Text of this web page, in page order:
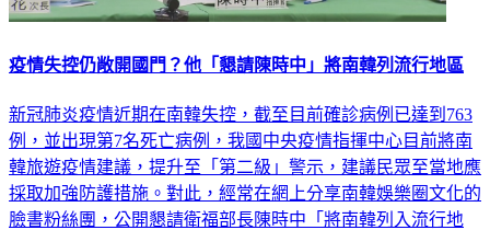
疫情失控仍敞開國門？他「懇請陳時中」將南韓列流行地區
新冠肺炎疫情近期在南韓失控，截至目前確診病例已達到763
例，並出現第7名死亡病例，我國中央疫情指揮中心目前將南
韓旅遊疫情建議，提升至「第二級」警示，建議民眾至當地應
採取加強防護措施。對此，經常在網上分享南韓娛樂圈文化的
臉書粉絲團，公開懇請衛福部長陳時中「將南韓列入流行地